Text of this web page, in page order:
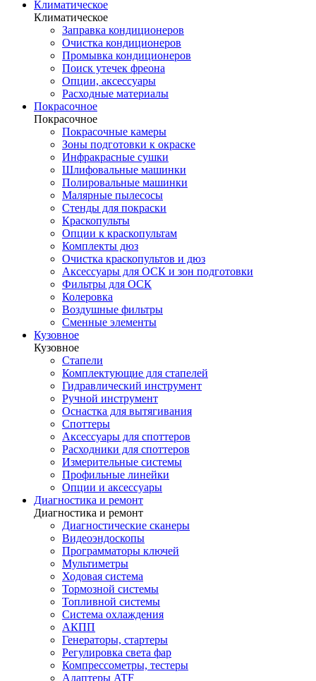
Климатическое
Климатическое
Заправка кондиционеров
Очистка кондиционеров
Промывка кондиционеров
Поиск утечек фреона
Опции, аксессуары
Расходные материалы
Покрасочное
Покрасочное
Покрасочные камеры
Зоны подготовки к окраске
Инфракрасные сушки
Шлифовальные машинки
Полировальные машинки
Малярные пылесосы
Стенды для покраски
Краскопульты
Опции к краскопультам
Комплекты дюз
Очистка краскопультов и дюз
Аксессуары для ОСК и зон подготовки
Фильтры для ОСК
Колеровка
Воздушные фильтры
Сменные элементы
Кузовное
Кузовное
Стапели
Комплектующие для стапелей
Гидравлический инструмент
Ручной инструмент
Оснастка для вытягивания
Споттеры
Аксессуары для споттеров
Расходники для споттеров
Измерительные системы
Профильные линейки
Опции и аксессуары
Диагностика и ремонт
Диагностика и ремонт
Диагностические сканеры
Видеоэндоскопы
Программаторы ключей
Мультиметры
Ходовая система
Тормозной системы
Топливной системы
Система охлаждения
АКПП
Генераторы, стартеры
Регулировка света фар
Компрессометры, тестеры
Адаптеры ATF